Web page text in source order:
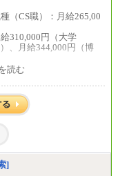
（CS職）：月給265,00
310,000円（大学
、月給344,000円（博
学院修了者は大学卒の
経験者採用の場合、下
た金額となります。
読む
]